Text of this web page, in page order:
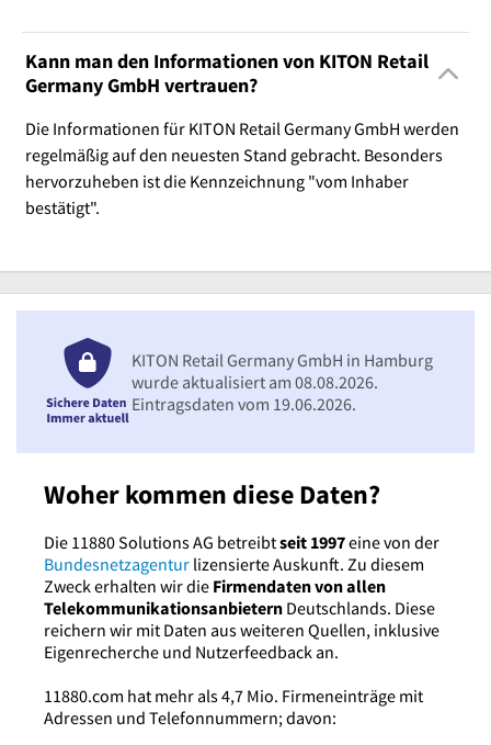
Kann man den Informationen von KITON Retail
Germany GmbH vertrauen?
Die Informationen für KITON Retail Germany GmbH werden
regelmäßig auf den neuesten Stand gebracht. Besonders
hervorzuheben ist die Kennzeichnung "vom Inhaber
bestätigt".
Woher kommen diese Daten?
Die 11880 Solutions AG betreibtseit 1997eine von der
Bundesnetzagentur lizensierte Auskunft. Zu diesem
Zweck erhalten wir die Firmendaten von allen
Telekommunikationsanbietern Deutschlands. Diese
reichern wir mit Daten aus weiteren Quellen, inklusive
Eigenrecherche und Nutzerfeedback an.
11880.com hat mehr als 4,7 Mio. Firmeneinträge mit
Adressen und Telefonnummern; davon:
KITON Retail Germany GmbH in Hamburg
wurde aktualisiert am 08.08.2026.
Eintragsdaten vom 19.06.2026.